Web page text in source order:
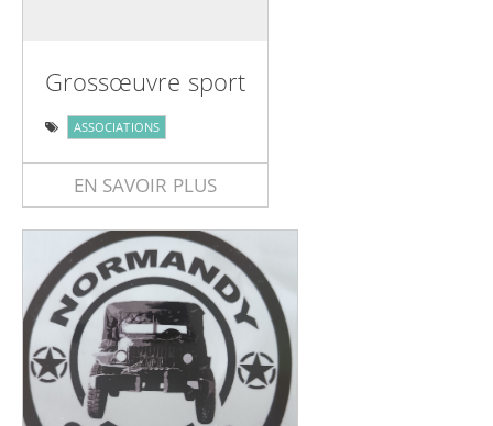
Grossœuvre sport
ASSOCIATIONS
EN SAVOIR PLUS